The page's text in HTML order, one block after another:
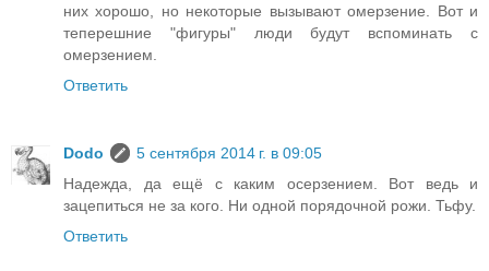
них хорошо, но некоторые вызывают омерзение. Вот и
теперешние "фигуры" люди будут вспоминать с
омерзением.
Ответить
Dodo
5 сентября 2014 г. в 09:05
Надежда, да ещё с каким осерзением. Вот ведь и
зацепиться не за кого. Ни одной порядочной рожи. Тьфу.
Ответить